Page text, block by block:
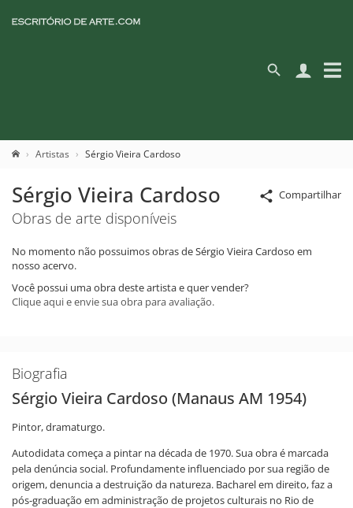
Artistas Sérgio Vieira Cardoso
Compartilhar
Sérgio Vieira Cardoso
Obras de arte disponíveis
No momento não possuimos obras de Sérgio Vieira Cardoso em
nosso acervo.
Você possui uma obra deste artista e quer vender?
Clique aqui e envie sua obra para avaliação.
Biografia
Sérgio Vieira Cardoso (Manaus AM 1954)
Pintor, dramaturgo.
Autodidata começa a pintar na década de 1970. Sua obra é marcada
pela denúncia social. Profundamente influenciado por sua região de
origem, denuncia a destruição da natureza. Bacharel em direito, faz a
pós-graduação em administração de projetos culturais no Rio de